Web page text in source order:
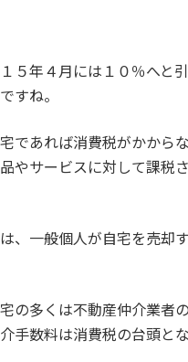
５年４月には１０％へと
すね。
であれば消費税がかから
やサービスに対して課税
、一般個人が自宅を売却
の多くは不動産仲介業者
手数料は消費税の台頭と